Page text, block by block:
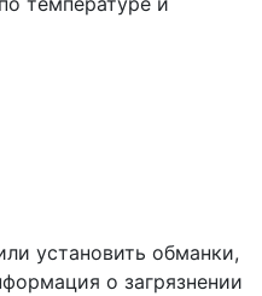
установить обманки,
о загрязнении